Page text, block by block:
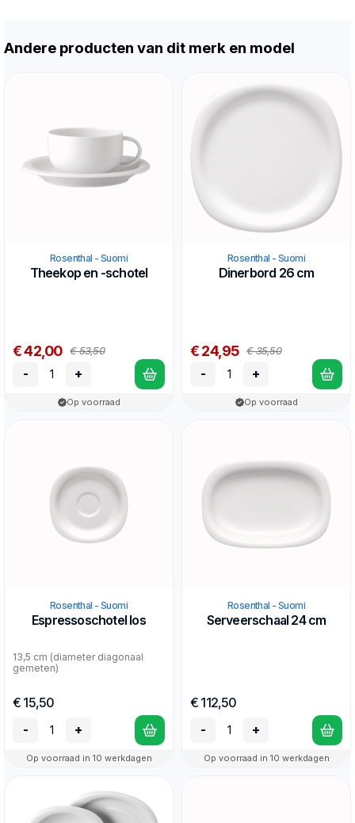
Andere producten van dit merk en model
Rosenthal - Suomi
Theekop en -schotel
€ 42,00 € 53,50
- +
Op voorraad
Rosenthal - Suomi
Dinerbord 26 cm
€ 24,95 € 35,50
- +
Op voorraad
Rosenthal - Suomi
Espressoschotel los
13,5 cm (diameter diagonaal
gemeten)
€ 15,50
-
+
Op voorraad in 10 werkdagen
Rosenthal - Suomi
Serveerschaal 24 cm
€ 112,50
-
+
Op voorraad in 10 werkdagen